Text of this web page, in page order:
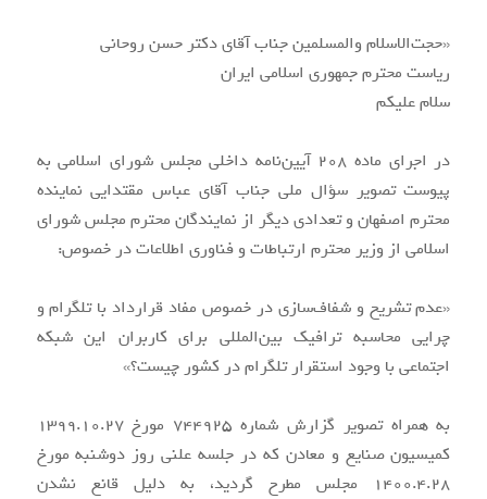
«حجت‌الاسلام والمسلمین جناب آقای دکتر حسن روحانی
ریاست محترم جمهوری اسلامی ایران
سلام علیکم
در اجرای ماده ۲۰۸ آیین‌نامه داخلی مجلس شورای اسلامی به
پیوست تصویر سؤال ملی جناب آقای عباس مقتدایی نماینده
محترم اصفهان و تعدادی دیگر از نمایندگان محترم مجلس شورای
اسلامی از وزیر محترم ارتباطات و فناوری اطلاعات در خصوص:
«عدم تشریح و شفاف‌سازی در خصوص مفاد قرارداد با تلگرام و
چرایی محاسبه ترافیک بین‌المللی برای کاربران این شبکه
اجتماعی با وجود استقرار تلگرام در کشور چیست؟»
به همراه تصویر گزارش شماره ۷۴۴۹۲۵ مورخ ۱۳۹۹.۱۰.۲۷
کمیسیون صنایع و معادن که در جلسه علنی روز دوشنبه مورخ
۱۴۰۰.۴.۲۸ مجلس مطرح گردید، به دلیل قانع نشدن